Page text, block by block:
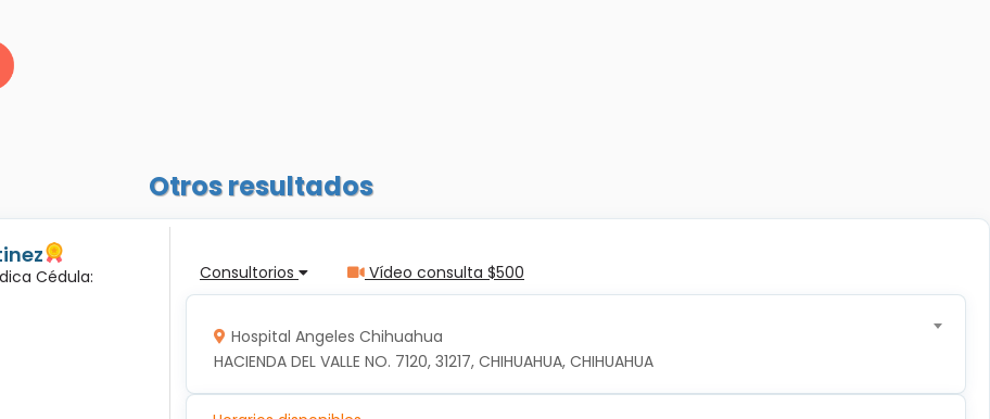
Otros resultados
Cédula:
Consultorios Vídeo consulta $500
Hospital Angeles Chihuahua
HACIENDA DEL VALLE NO. 7120, 31217, CHIHUAHUA, CHIHUAHUA